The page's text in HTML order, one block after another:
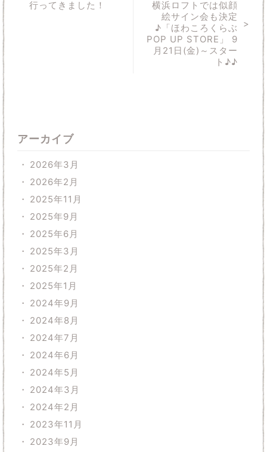
行ってきました！
横浜ロフトでは似顔
絵サイン会も決定
♪「ほわころくらぶ
POP UP STORE」 9
月21日(金)～スター
ト♪♪
アーカイブ
2026年3月
2026年2月
2025年11月
2025年9月
2025年6月
2025年3月
2025年2月
2025年1月
2024年9月
2024年8月
2024年7月
2024年6月
2024年5月
2024年3月
2024年2月
2023年11月
2023年9月